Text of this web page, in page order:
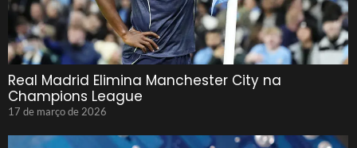
Real Madrid Elimina Manchester City na
Champions League
17 de março de 2026